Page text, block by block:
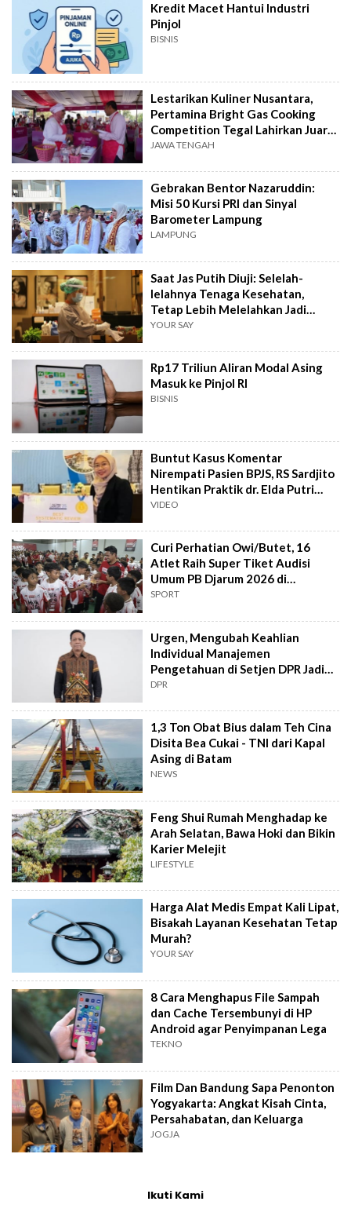
Kredit Macet Hantui Industri
Pinjol
BISNIS
Lestarikan Kuliner Nusantara,
Pertamina Bright Gas Cooking
Competition Tegal Lahirkan Juara
Baru
JAWA TENGAH
Gebrakan Bentor Nazaruddin:
Misi 50 Kursi PRI dan Sinyal
Barometer Lampung
LAMPUNG
Saat Jas Putih Diuji: Selelah-
lelahnya Tenaga Kesehatan,
Tetap Lebih Melelahkan Jadi
Pasien
YOUR SAY
Rp17 Triliun Aliran Modal Asing
Masuk ke Pinjol RI
BISNIS
Buntut Kasus Komentar
Nirempati Pasien BPJS, RS Sardjito
Hentikan Praktik dr. Elda Putri
Rahard
VIDEO
Curi Perhatian Owi/Butet, 16
Atlet Raih Super Tiket Audisi
Umum PB Djarum 2026 di
Makassar
SPORT
Urgen, Mengubah Keahlian
Individual Manajemen
Pengetahuan di Setjen DPR Jadi
Kekuatan Institusional
DPR
1,3 Ton Obat Bius dalam Teh Cina
Disita Bea Cukai - TNI dari Kapal
Asing di Batam
NEWS
Feng Shui Rumah Menghadap ke
Arah Selatan, Bawa Hoki dan Bikin
Karier Melejit
LIFESTYLE
Harga Alat Medis Empat Kali Lipat,
Bisakah Layanan Kesehatan Tetap
Murah?
YOUR SAY
8 Cara Menghapus File Sampah
dan Cache Tersembunyi di HP
Android agar Penyimpanan Lega
TEKNO
Film Dan Bandung Sapa Penonton
Yogyakarta: Angkat Kisah Cinta,
Persahabatan, dan Keluarga
JOGJA
Ikuti Kami